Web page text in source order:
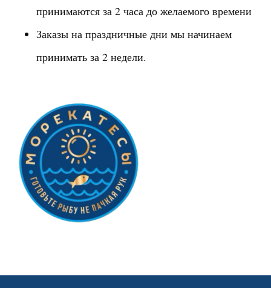
принимаются за 2 часа до желаемого времени
Заказы на праздничные дни мы начинаем
принимать за 2 недели.